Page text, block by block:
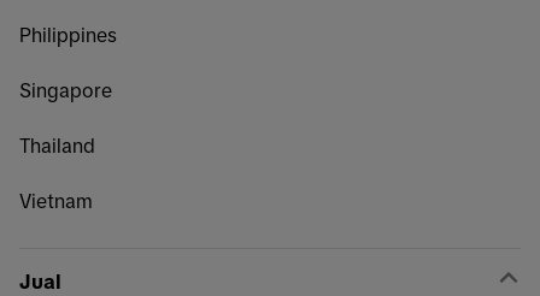
Philippines
Singapore
Thailand
Vietnam
Jual